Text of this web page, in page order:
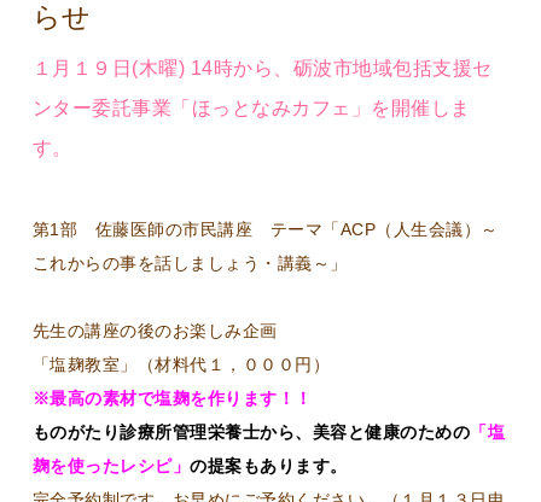
らせ
１月１９日(木曜) 14時から、砺波市地域包括支援セ
ンター委託事業「ほっとなみカフェ」を開催しま
す。
第1部 佐藤医師の市民講座 テーマ「ACP（人生会議）～
これからの事を話しましょう・講義～」
先生の講座の後のお楽しみ企画
「塩麹教室」（材料代１，０００円）
※最高の素材で塩麹を作ります！！
ものがたり診療所管理栄養士から、美容と健康のための 「塩
麹を使ったレシピ」の提案もあります。